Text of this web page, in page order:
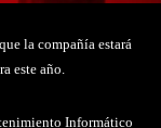
la compañía estará
este año.
Informático